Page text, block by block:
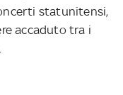
statunitensi,
accaduto tra i